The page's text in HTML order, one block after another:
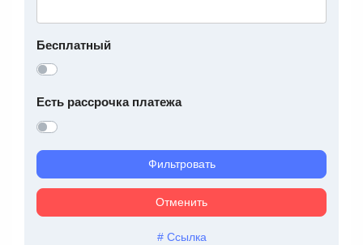
Бесплатный
Есть рассрочка платежа
Фильтровать
Отменить
# Ссылка